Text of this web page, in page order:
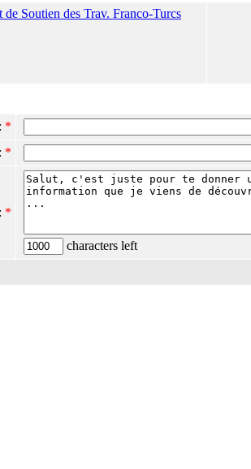
Soutien des Trav. Franco-Turcs
*
*
*
characters left